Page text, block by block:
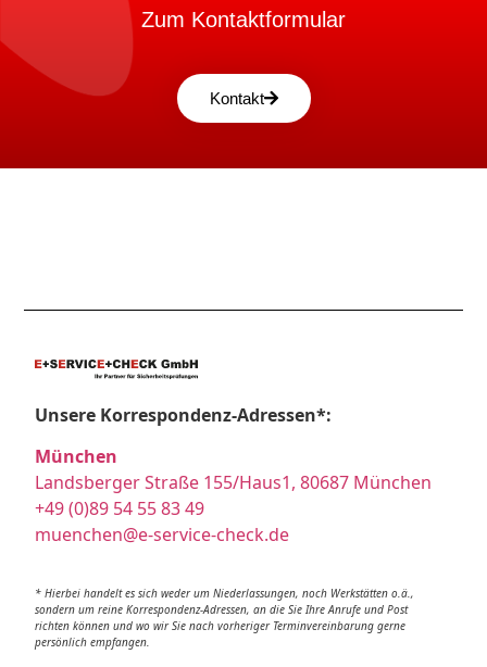
Zum Kontaktformular
Kontakt
Unsere Korrespondenz-Adressen*:
München
Landsberger Straße 155/Haus1, 80687 München
+49 (0)89 54 55 83 49
muenchen@e-service-check.de
* Hierbei handelt es sich weder um Niederlassungen, noch Werkstätten o.ä.,
sondern um reine Korrespondenz-Adressen, an die Sie Ihre Anrufe und Post
richten können und wo wir Sie nach vorheriger Terminvereinbarung gerne
persönlich empfangen.